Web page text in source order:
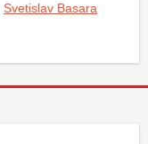
Svetislav Basara